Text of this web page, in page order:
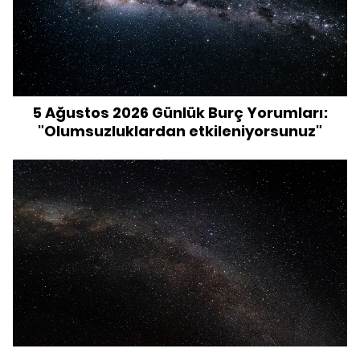
5 Ağustos 2026 Günlük Burç Yorumları:
"Olumsuzluklardan etkileniyorsunuz"